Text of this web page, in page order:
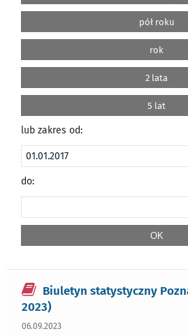
pół roku
rok
2 lata
5 lat
lub zakres od:
do:
Biuletyn statystyczny
2023)
06.09.2023